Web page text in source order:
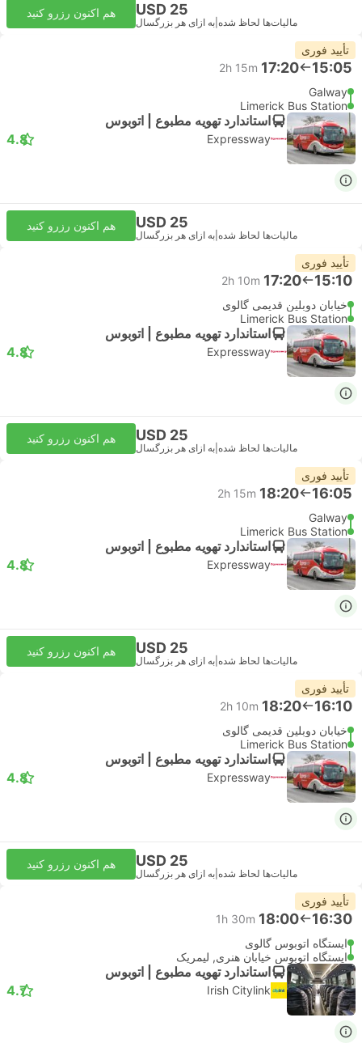
USD 25
مالیات‌ها لحاظ شده به ازای هر بزرگسال
هم اکنون رزرو کنید
تأیید فوری
15:05
17:20
2h 15m
Galway
Limerick Bus Station
استاندارد تهویه مطبوع | اتوبوس
Expressway
4.8
USD 25
مالیات‌ها لحاظ شده به ازای هر بزرگسال
هم اکنون رزرو کنید
تأیید فوری
15:10
17:20
2h 10m
خیابان دوبلین قدیمی گالوی
Limerick Bus Station
استاندارد تهویه مطبوع | اتوبوس
Expressway
4.8
USD 25
مالیات‌ها لحاظ شده به ازای هر بزرگسال
هم اکنون رزرو کنید
تأیید فوری
16:05
18:20
2h 15m
Galway
Limerick Bus Station
استاندارد تهویه مطبوع | اتوبوس
Expressway
4.8
USD 25
مالیات‌ها لحاظ شده به ازای هر بزرگسال
هم اکنون رزرو کنید
تأیید فوری
16:10
18:20
2h 10m
خیابان دوبلین قدیمی گالوی
Limerick Bus Station
استاندارد تهویه مطبوع | اتوبوس
Expressway
4.8
USD 25
مالیات‌ها لحاظ شده به ازای هر بزرگسال
هم اکنون رزرو کنید
تأیید فوری
16:30
18:00
1h 30m
ایستگاه اتوبوس گالوی
ایستگاه اتوبوس خیابان هنری, لیمریک
استاندارد تهویه مطبوع | اتوبوس
Irish Citylink
4.7